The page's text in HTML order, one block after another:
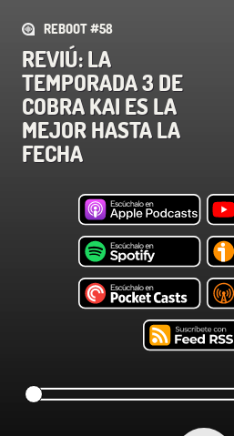
REBOOT #58
REVIÚ: LA
TEMPORADA 3 DE
COBRA KAI ES LA
MEJOR HASTA LA
FECHA